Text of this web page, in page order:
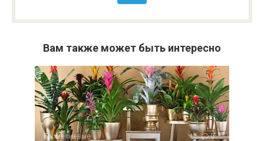
Вам также может быть интересно
Бромелиевые 0